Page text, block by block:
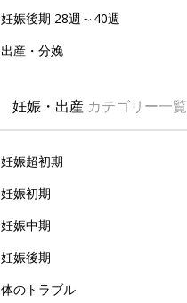
妊娠後期 28週～40週
出産・分娩
妊娠・出産 カテゴリー一覧
妊娠超初期
妊娠初期
妊娠中期
妊娠後期
体のトラブル